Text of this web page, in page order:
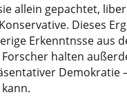
allein gepachtet,
Dieses
Erkenntnsse aus
halten
Demokratie